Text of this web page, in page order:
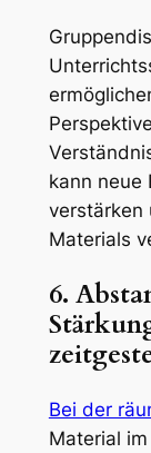
kann neue
verstärken
Materials
6.
Bei der
Material